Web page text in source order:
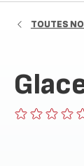
TOUTES